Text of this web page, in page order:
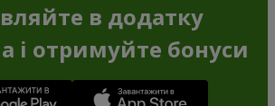
в додатку
і отримуйте бонуси